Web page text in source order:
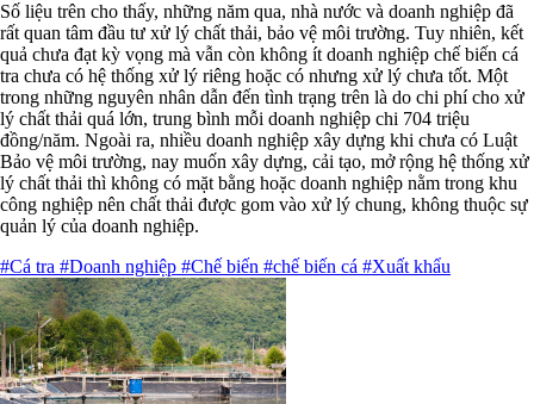
Số liệu trên cho thấy, những năm qua, nhà nước và doanh nghiệp đã
rất quan tâm đầu tư xử lý chất thải, bảo vệ môi trường. Tuy nhiên, kết
quả chưa đạt kỳ vọng mà vẫn còn không ít doanh nghiệp chế biến cá
tra chưa có hệ thống xử lý riêng hoặc có nhưng xử lý chưa tốt. Một
trong những nguyên nhân dẫn đến tình trạng trên là do chi phí cho xử
lý chất thải quá lớn, trung bình mỗi doanh nghiệp chi 704 triệu
đồng/năm. Ngoài ra, nhiều doanh nghiệp xây dựng khi chưa có Luật
Bảo vệ môi trường, nay muốn xây dựng, cải tạo, mở rộng hệ thống xử
lý chất thải thì không có mặt bằng hoặc doanh nghiệp nằm trong khu
công nghiệp nên chất thải được gom vào xử lý chung, không thuộc sự
quản lý của doanh nghiệp.
#Cá tra #Doanh nghiệp #Chế biến #chế biến cá #Xuất khẩu